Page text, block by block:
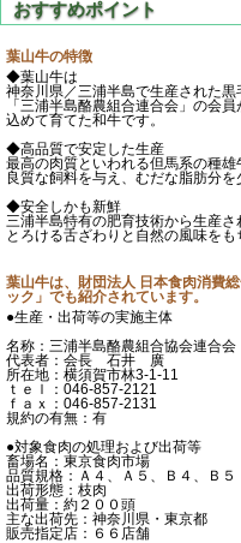
葉山牛の特徴
◆葉山牛は
神奈川県／三浦半島で生産された黒
「三浦半島酪農組合連合会」の会
込めて育てた和牛です。
◆高品質で安定した生産
最高の肉質といわれる但馬系の種雄
良質な飼料を与え、むだな脂肪分
◆安全しかも新鮮
三浦半島特有の肥育技術から生産さ
とろける舌ざわりと自然の風味を
葉山牛は、財団法人 日本食肉消費
ック」でも紹介されています。
●生産・出荷等の実施主体
名称：三浦半島酪農組合協会連合会
代表者：会長 石井 廣
所在地：横須賀市林3-1-11
ｔｅｌ：046-857-2121
ｆａｘ：046-857-2131
規約の有無：有
●対象食肉の処理および出荷等
畜場名：東京食肉市場
品質規格：Ａ４、Ａ５、Ｂ４、Ｂ５
出荷形態：枝肉
出荷量：約２００頭
主な出荷先：神奈川県・東京都
販売指定店：６６店舗